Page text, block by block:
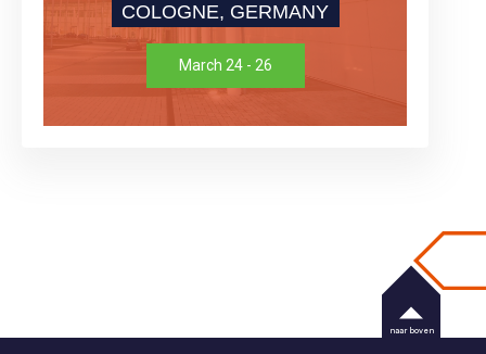
COLOGNE, GERMANY
March 24 - 26
naar boven